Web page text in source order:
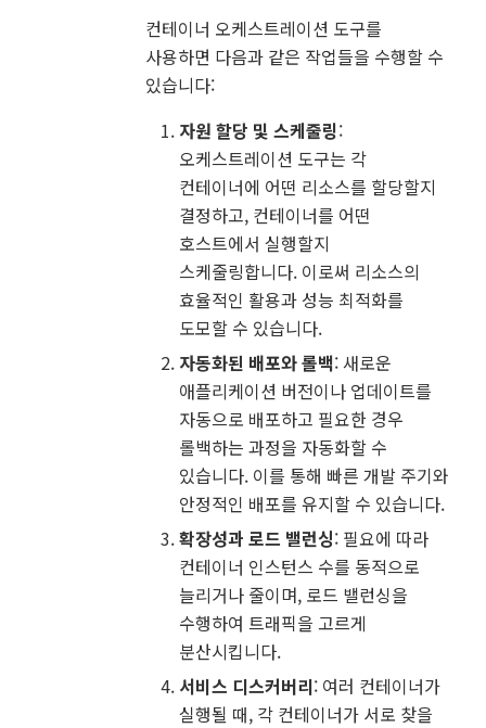
컨테이너 오케스트레이션 도구를
사용하면 다음과 같은 작업들을 수행할 수
있습니다:
자원 할당 및 스케줄링:
오케스트레이션 도구는 각
컨테이너에 어떤 리소스를 할당할지
결정하고, 컨테이너를 어떤
호스트에서 실행할지
스케줄링합니다. 이로써 리소스의
효율적인 활용과 성능 최적화를
도모할 수 있습니다.
자동화된 배포와 롤백: 새로운
애플리케이션 버전이나 업데이트를
자동으로 배포하고 필요한 경우
롤백하는 과정을 자동화할 수
있습니다. 이를 통해 빠른 개발 주기와
안정적인 배포를 유지할 수 있습니다.
확장성과 로드 밸런싱: 필요에 따라
컨테이너 인스턴스 수를 동적으로
늘리거나 줄이며, 로드 밸런싱을
수행하여 트래픽을 고르게
분산시킵니다.
서비스 디스커버리: 여러 컨테이너가
실행될 때, 각 컨테이너가 서로 찾을